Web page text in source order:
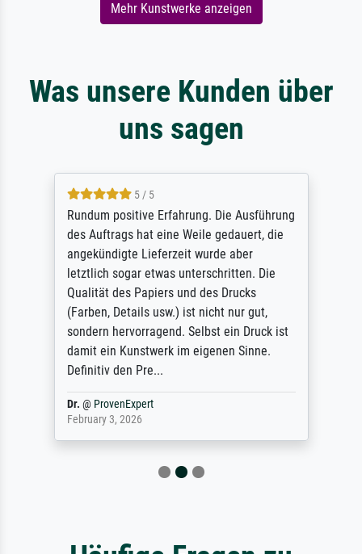
Mehr Kunstwerke anzeigen
Was unsere Kunden über
uns sagen
5 / 5
Rundum positive Erfahrung. Die Ausführung
des Auftrags hat eine Weile gedauert, die
angekündigte Lieferzeit wurde aber
letztlich sogar etwas unterschritten. Die
Qualität des Papiers und des Drucks
(Farben, Details usw.) ist nicht nur gut,
sondern hervorragend. Selbst ein Druck ist
damit ein Kunstwerk im eigenen Sinne.
Definitiv den Pre...
Dr. @ ProvenExpert
February 3, 2026